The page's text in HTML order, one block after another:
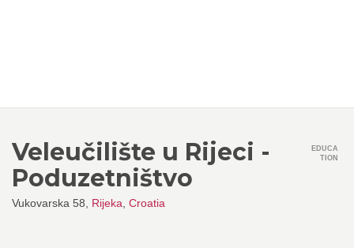
Veleučilište u Rijeci -
Poduzetništvo
Vukovarska 58, Rijeka Croatia
EDUCA
TION